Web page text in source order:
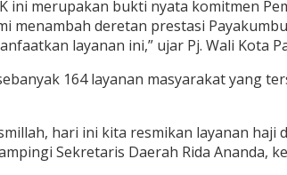
ini merupakan bukti nyata komitmen
menambah deretan prestasi
layanan ini,” ujar Pj. Wali Kota
164 layanan masyarakat yang
hari ini kita resmikan layanan
Sekretaris Daerah Rida Ananda,